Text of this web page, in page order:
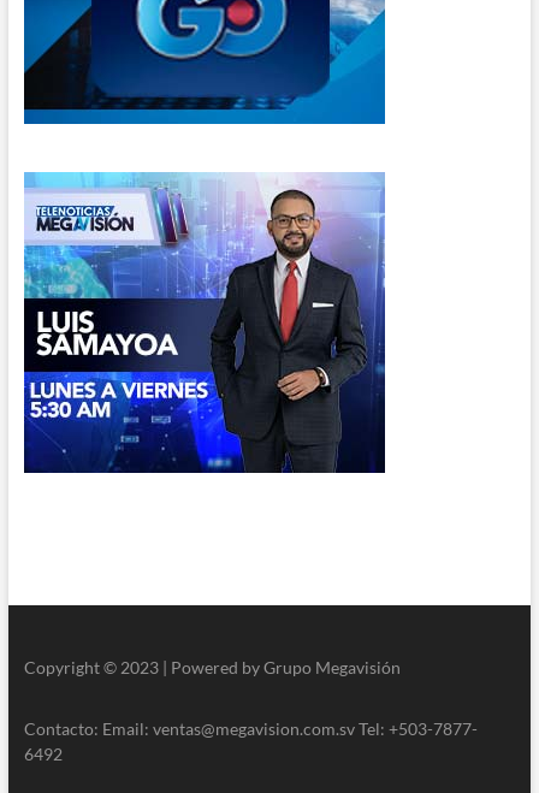
Copyright © 2023 | Powered by Grupo Megavisión
Contacto: Email: ventas@megavision.com.sv Tel: +503-7877-
6492